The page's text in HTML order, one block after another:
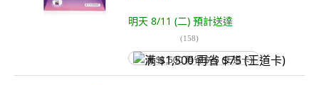
明天 8/11 (二) 預計送達
(158)
满 $1,500 再省 $75 (王道卡)